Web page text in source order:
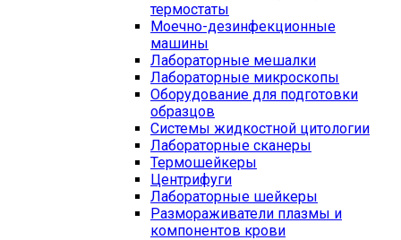
термостаты
Моечно-дезинфекционные
машины
Лабораторные мешалки
Лабораторные микроскопы
Оборудование для подготовки
образцов
Системы жидкостной цитологии
Лабораторные сканеры
Термошейкеры
Центрифуги
Лабораторные шейкеры
Размораживатели плазмы и
компонентов крови